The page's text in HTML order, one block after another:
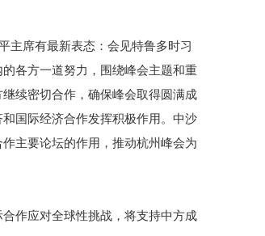
主席有最新表态：会见特鲁多时习
各方一道努力，围绕峰会主题和重
续密切合作，确保峰会取得圆满成
国际经济合作发挥积极作用。中沙
主要论坛的作用，推动杭州峰会为
作应对全球性挑战，将支持中方成